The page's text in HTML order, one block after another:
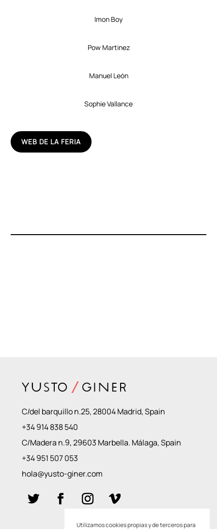
Imon Boy
Pow Martinez
Manuel León
Sophie Vallance
WEB DE LA FERIA
C/del barquillo n.25, 28004 Madrid, Spain
+34 914 838 540
C/Madera n.9, 29603 Marbella. Málaga, Spain
+34 951 507 053
hola@yusto-giner.com
Utilizamos cookies propias y de terceros para